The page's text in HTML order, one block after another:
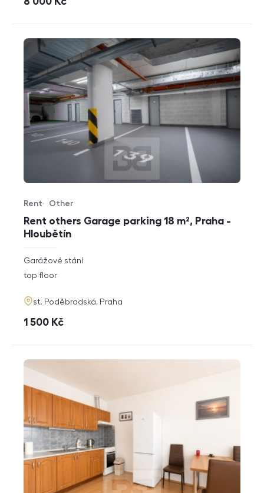
Rent others Garage parking 18 m², Praha -
Hloubětín
Offer type
Rent
Property type
Other
rozměry
disposition
Garážové stání
funkce
top floor
adresa
st. Poděbradská, Praha
cena
1 500 Kč